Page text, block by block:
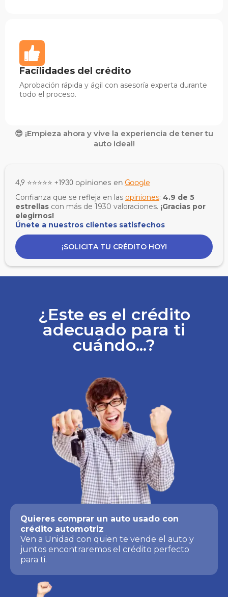
Facilidades del crédito
Aprobación rápida y ágil con asesoría experta durante
todo el proceso.
😎 ¡Empieza ahora y vive la experiencia de tener tu
auto ideal!
4,9 ⭐⭐⭐⭐⭐ +1930 opiniones en Google
Confianza que se refleja en las opiniones: 4.9 de 5
estrellas con más de 1930 valoraciones. ¡Gracias por
elegirnos!
Únete a nuestros clientes satisfechos
¡SOLICITA TU CRÉDITO HOY!
¿Este es el crédito
adecuado para ti
cuándo...?
Quieres comprar un auto usado con
crédito automotriz
Ven a Unidad con quien te vende el auto y
juntos encontraremos el crédito perfecto
para ti.